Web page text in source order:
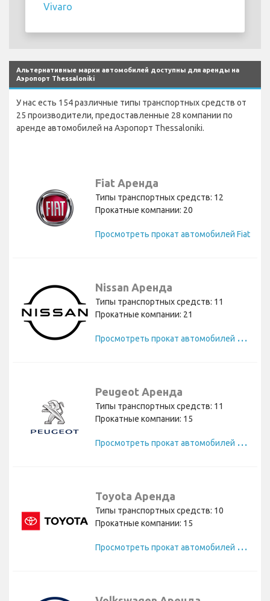
Vivaro
Альтернативные марки автомобилей доступны для аренды на
Аэропорт Thessaloniki
У нас есть 154 различные типы транспортных средств от
25 производители, предоставленные 28 компании по
аренде автомобилей на Аэропорт Thessaloniki.
Fiat Аренда
Типы транспортных средств: 12
Прокатные компании: 20
Просмотреть прокат автомобилей Fiat
Nissan Аренда
Типы транспортных средств: 11
Прокатные компании: 21
П
росмотреть прокат автомобилей Nissan
Peugeot Аренда
Типы транспортных средств: 11
Прокатные компании: 15
П
росмотреть прокат автомобилей Peugeot
Toyota Аренда
Типы транспортных средств: 10
Прокатные компании: 15
П
росмотреть прокат автомобилей Toyota